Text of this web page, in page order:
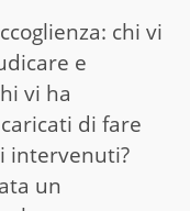
chi vi
e
vi ha
di fare
intervenuti?
un